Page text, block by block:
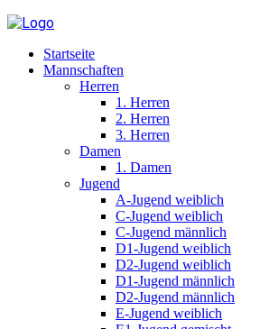
Startseite
Mannschaften
Herren
1. Herren
2. Herren
3. Herren
Damen
1. Damen
Jugend
A-Jugend weiblich
C-Jugend weiblich
C-Jugend männlich
D1-Jugend weiblich
D2-Jugend weiblich
D1-Jugend männlich
D2-Jugend männlich
E-Jugend weiblich